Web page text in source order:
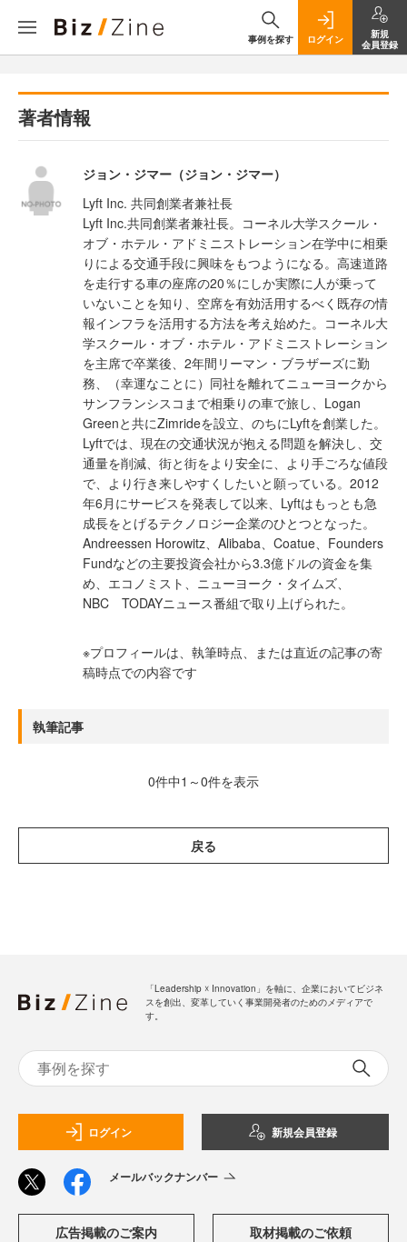
事例を探す ログイン
新規
会員登録
著者情報
ジョン・ジマー（ジョン・ジマー）
Lyft Inc. 共同創業者兼社長
Lyft Inc.共同創業者兼社長。コーネル大学スクール・
オブ・ホテル・アドミニストレーション在学中に相乗
りによる交通手段に興味をもつようになる。高速道路
を走行する車の座席の20％にしか実際に人が乗って
いないことを知り、空席を有効活用するべく既存の情
報インフラを活用する方法を考え始めた。コーネル大
学スクール・オブ・ホテル・アドミニストレーション
を主席で卒業後、2年間リーマン・ブラザーズに勤
務、（幸運なことに）同社を離れてニューヨークから
サンフランシスコまで相乗りの車で旅し、Logan
Greenと共にZimrideを設立、のちにLyftを創業した。
Lyftでは、現在の交通状況が抱える問題を解決し、交
通量を削減、街と街をより安全に、より手ごろな値段
で、より行き来しやすくしたいと願っている。2012
年6月にサービスを発表して以来、Lyftはもっとも急
成長をとげるテクノロジー企業のひとつとなった。
Andreessen Horowitz、Alibaba、Coatue、Founders
Fundなどの主要投資会社から3.3億ドルの資金を集
め、エコノミスト、ニューヨーク・タイムズ、
NBC TODAYニュース番組で取り上げられた。
※プロフィールは、執筆時点、または直近の記事の寄
稿時点での内容です
執筆記事
0件中1～0件を表示
戻る
「Leadership ☓ Innovation」を軸に、企業においてビジネ
スを創出、変革していく事業開発者のためのメディアで
す。
ログイン 新規会員登録
メールバックナンバー
広告掲載のご案内 取材掲載のご依頼